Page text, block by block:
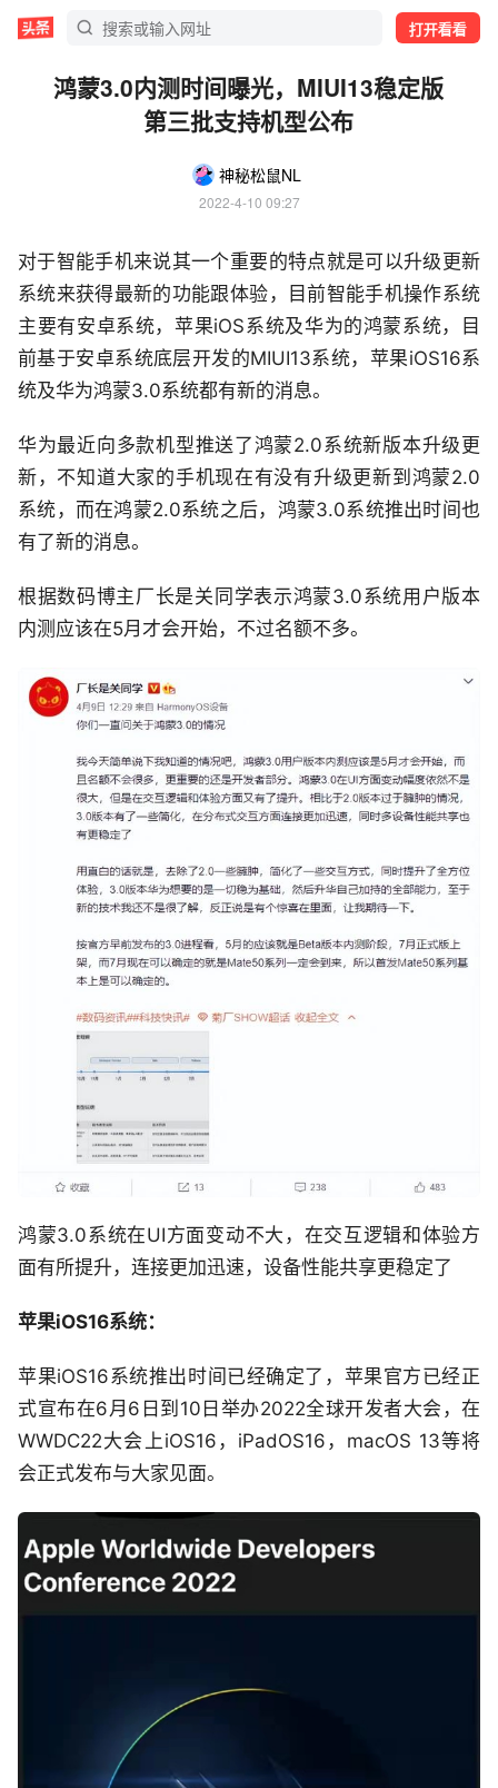
打开看看
鸿蒙3.0内测时间曝光，MIUI13稳定版
第三批支持机型公布
神秘松鼠NL
2022-4-10 09:27
对于智能手机来说其一个重要的特点就是可以升级更新
系统来获得最新的功能跟体验，目前智能手机操作系统
主要有安卓系统，苹果iOS系统及华为的鸿蒙系统，目
前基于安卓系统底层开发的MIUI13系统，苹果iOS16系
统及华为鸿蒙3.0系统都有新的消息。
华为最近向多款机型推送了鸿蒙2.0系统新版本升级更
新，不知道大家的手机现在有没有升级更新到鸿蒙2.0
系统，而在鸿蒙2.0系统之后，鸿蒙3.0系统推出时间也
有了新的消息。
根据数码博主厂长是关同学表示鸿蒙3.0系统用户版本
内测应该在5月才会开始，不过名额不多。
鸿蒙3.0系统在UI方面变动不大，在交互逻辑和体验方
面有所提升，连接更加迅速，设备性能共享更稳定了
苹果iOS16系统：
苹果iOS16系统推出时间已经确定了，苹果官方已经正
式宣布在6月6日到10日举办2022全球开发者大会，在
WWDC22大会上iOS16，iPadOS16，macOS 13等将
会正式发布与大家见面。